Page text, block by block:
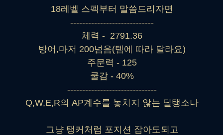
18레벨 스펙부터 말씀드리자면
----------------------------
체력 - 2791.36
방어,마저 200넘음(템에 따라 달라요)
주문력 - 125
쿨감 - 40%
------------------------------
Q,W,E,R의 AP계수를 놓치지 않는 딜탱소나
그냥 탱커처럼 포지션 잡아도되고